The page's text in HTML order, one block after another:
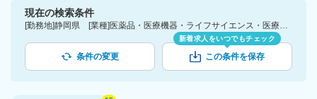
現在の検索条件
[勤務地]静岡県 [業種]医薬品・医療機器・ライフサイエンス・医療系サービス [詳細条件](会社・職場の環境)外資系企業
条件の変更
新着求人をいつでもチェック
この条件を保存